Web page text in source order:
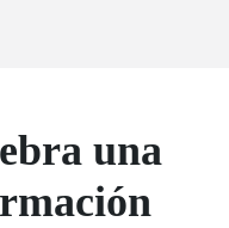
una